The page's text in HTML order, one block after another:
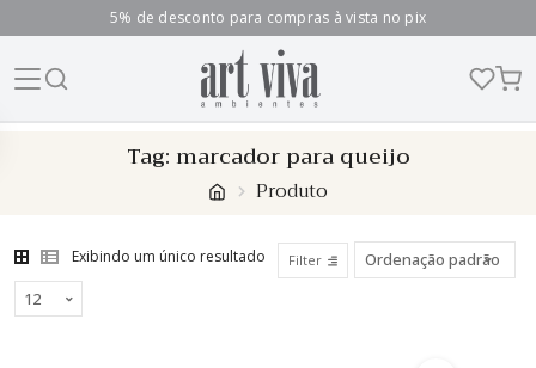
5% de desconto para compras à vista no pix
Tag:marcador para queijo
Produto
Exibindo um único resultado Filter